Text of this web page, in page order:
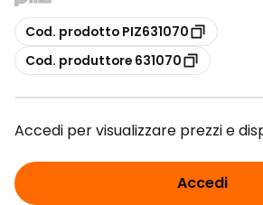
copia
Cod. prodotto PIZ631070
copia
Cod. produttore 631070
Accedi per visualizzare prezzi e
Accedi